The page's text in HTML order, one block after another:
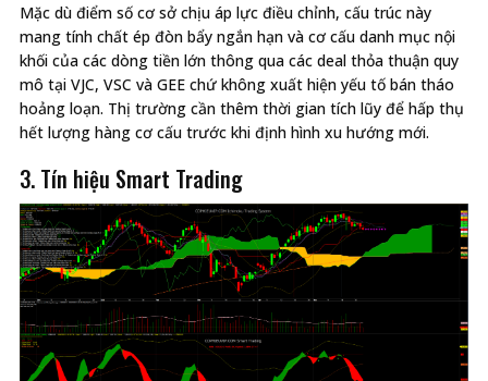
Mặc dù điểm số cơ sở chịu áp lực điều chỉnh, cấu trúc này
mang tính chất ép đòn bẩy ngắn hạn và cơ cấu danh mục nội
khối của các dòng tiền lớn thông qua các deal thỏa thuận quy
mô tại VJC, VSC và GEE chứ không xuất hiện yếu tố bán tháo
hoảng loạn. Thị trường cần thêm thời gian tích lũy để hấp thụ
hết lượng hàng cơ cấu trước khi định hình xu hướng mới.
3. Tín hiệu Smart Trading